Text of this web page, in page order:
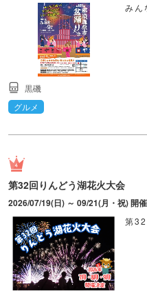
みん
黒磯
グルメ
第32回りんどう湖花火大会
第